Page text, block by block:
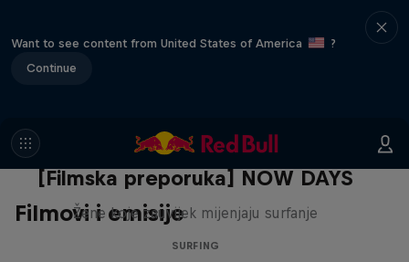
Want to see content from United States of America
?
Continue
Filmovi i emisije
[Filmska preporuka] NOW DAYS
Žene koje zauvijek mijenjaju surfanje
SURFING